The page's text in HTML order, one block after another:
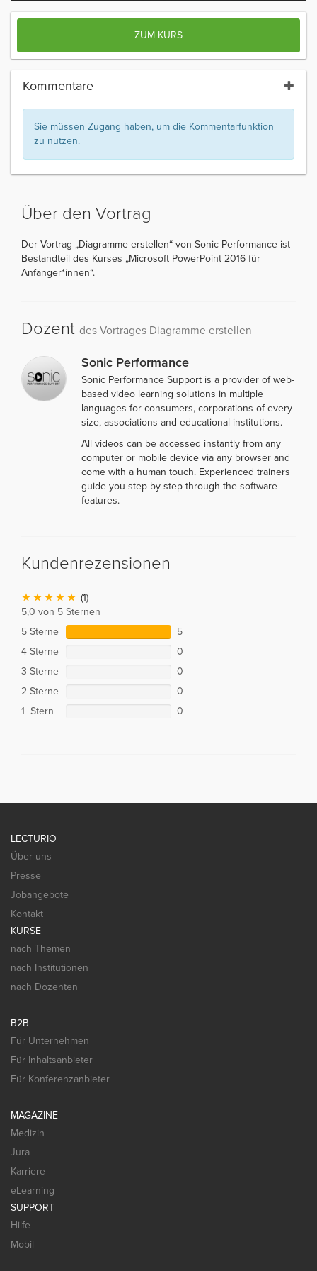
ZUM KURS
Kommentare
Sie müssen Zugang haben, um die Kommentarfunktion
zu nutzen.
Über den Vortrag
Der Vortrag „Diagramme erstellen“ von Sonic Performance ist
Bestandteil des Kurses „Microsoft PowerPoint 2016 für
Anfänger*innen“.
Dozent des Vortrages Diagramme erstellen
Sonic Performance
Sonic Performance Support is a provider of web-
based video learning solutions in multiple
languages for consumers, corporations of every
size, associations and educational institutions.
All videos can be accessed instantly from any
computer or mobile device via any browser and
come with a human touch. Experienced trainers
guide you step-by-step through the software
features.
Kundenrezensionen
(1)
5,0 von 5 Sternen
5 Sterne
5
4 Sterne
0
3 Sterne
0
2 Sterne
0
1 Stern
0
LECTURIO
Über uns
Presse
Jobangebote
Kontakt
KURSE
nach Themen
nach Institutionen
nach Dozenten
B2B
Für Unternehmen
Für Inhaltsanbieter
Für Konferenzanbieter
MAGAZINE
Medizin
Jura
Karriere
eLearning
SUPPORT
Hilfe
Mobil